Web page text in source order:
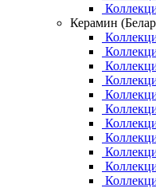
Керамин